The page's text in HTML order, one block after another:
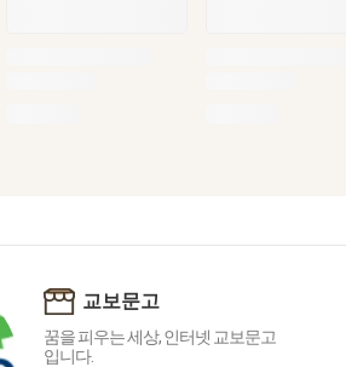
교보문고
꿈을 피우는 세상, 인터넷 교보문고
입니다.